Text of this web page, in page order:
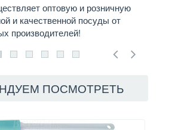
оптовую и розничную
и качественной посуды от
производителей!
ПОСМОТРЕТЬ